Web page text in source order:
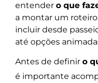
entender o que
a montar um
incluir desde
até opções
Antes de definir o
é importante